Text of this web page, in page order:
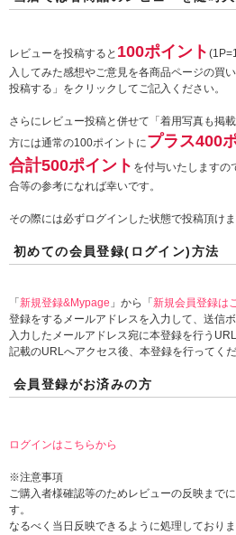
レビューを投稿すると 100ポイント
入してみた感想やご意見を各商品ページの買
投稿する」をクリックしてご記入ください。
さらにレビュー投稿と併せて「着用写真も掲
方には通常の100ポイントにプラス400
合計500ポイント を付与いたしますの
合等の参考になれば幸いです。
その際には必ずログインした状態で投稿頂け
初めての会員登録(ログイン)方法
「 新規登録&Mypage 」から「 新規会員登録は
登録をするメールアドレスを入力して、送信
入力したメールアドレス宛に本登録を行う
記載のURLへアクセス後、本登録を行ってくだ
会員登録がお済みの方
ログインはこちらから
※注意事項
ご購入者様確認等のためレビューの反映まで
す。
なるべく当日反映できるように処理しており